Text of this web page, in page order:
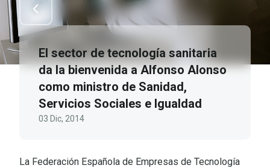
El sector de tecnología sanitaria
da la bienvenida a Alfonso Alonso
como ministro de Sanidad,
Servicios Sociales e Igualdad
03 Dic, 2014
La Federación Española de Empresas de Tecnología